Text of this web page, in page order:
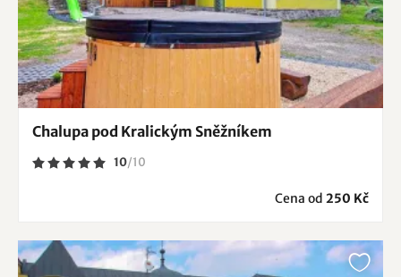
Chalupa pod Kralickým Sněžníkem
10/10
Cena od 250 Kč